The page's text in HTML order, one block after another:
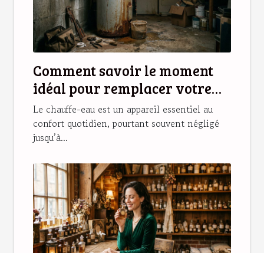
Comment savoir le moment
idéal pour remplacer votre
chauffe-eau ?
Le chauffe-eau est un appareil essentiel au
confort quotidien, pourtant souvent négligé
jusqu’à...